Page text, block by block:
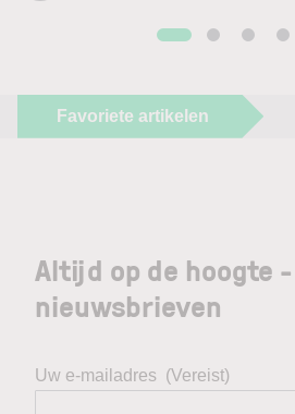
Favoriete artikelen
Altijd op de hoogte
nieuwsbrieven
Uw e-mailadres (Vereist)